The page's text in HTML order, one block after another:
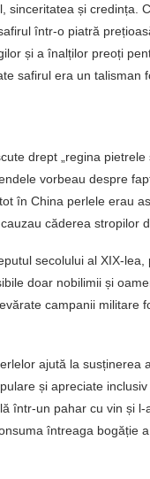
sinceritatea și credința.
într-o piatră
și a înalților preoți
safirul era un
drept „regina
vorbeau despre
în China perlele erau
căderea stropilor
secolului al XIX-
doar nobilimii și
campanii militare
ajută la
și apreciate
într-un pahar cu vin și
întreaga bogăție